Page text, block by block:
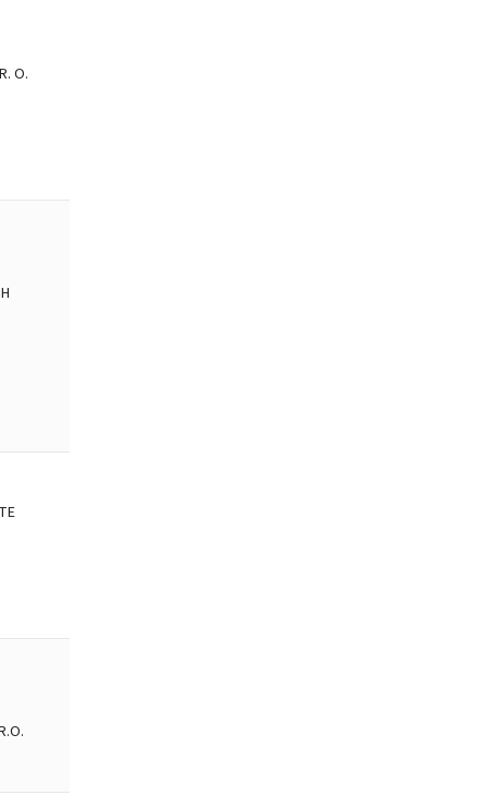
O.